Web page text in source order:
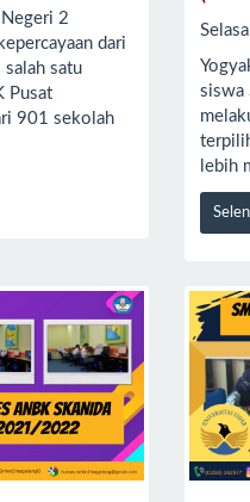
2
dari
salah satu
Pusat
901 sekolah
siswa
lebih